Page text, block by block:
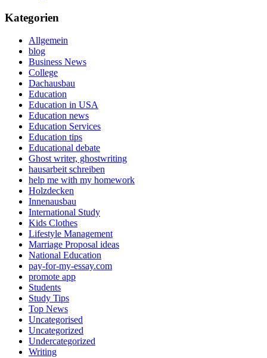
Kategorien
Allgemein
blog
Business News
College
Dachausbau
Education
Education in USA
Education news
Education Services
Education tips
Educational debate
Ghost writer, ghostwriting
hausarbeit schreiben
help me with my homework
Holzdecken
Innenausbau
International Study
Kids Clothes
Lifestyle Management
Marriage Proposal ideas
National Education
pay-for-my-essay.com
promote app
Students
Study Tips
Top News
Uncategorised
Uncategorized
Undercategorized
Writing